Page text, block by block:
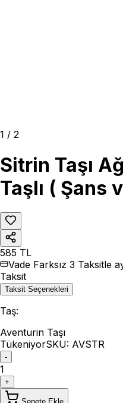
1 / 2
Sitrin Taşı
Taşlı ( Şans
585 TL
Vade Farksız 3 Taksitle
Taksit
Taksit Seçenekleri
Taş:
Aventurin Taşı
TükeniyorSKU: AVSTR
-
1
+